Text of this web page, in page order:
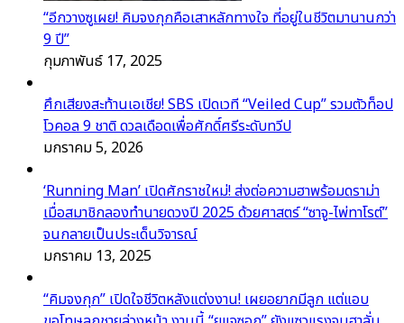
“อีกวางซูเผย! คิมจงกุกคือเสาหลักทางใจ ที่อยู่ในชีวิตมานานกว่า
9 ปี”
กุมภาพันธ์ 17, 2025
ศึกเสียงสะท้านเอเชีย! SBS เปิดเวที “Veiled Cup” รวมตัวท็อป
โวคอล 9 ชาติ ดวลเดือดเพื่อศักดิ์ศรีระดับทวีป
มกราคม 5, 2026
‘Running Man’ เปิดศักราชใหม่! ส่งต่อความฮาพร้อมดราม่า
เมื่อสมาชิกลองทำนายดวงปี 2025 ด้วยศาสตร์ “ซาจู-ไพ่ทาโรต์”
จนกลายเป็นประเด็นวิจารณ์
มกราคม 13, 2025
“คิมจงกุก” เปิดใจชีวิตหลังแต่งงาน! เผยอยากมีลูก แต่แอบ